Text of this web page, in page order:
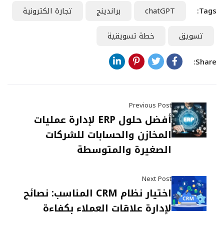
Tags:
chatGPT براندينج
تجارة الكترونية
تسويق
خطة تسويقية
Share:
Previous Post
أفضل حلول ERP لإدارة عمليات
المخازن والحسابات للشركات
الصغيرة والمتوسطة
Next Post
اختيار نظام CRM المناسب: نصائح
لإدارة علاقات العملاء بكفاءة